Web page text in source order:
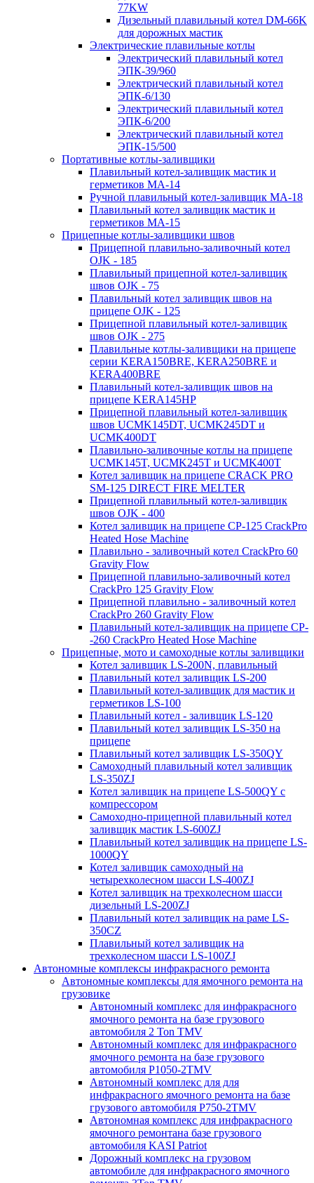
77KW
Дизельный плавильный котел DM-66K
для дорожных мастик
Электрические плавильные котлы
Электрический плавильный котел
ЭПК-39/960
Электрический плавильный котел
ЭПК-6/130
Электрический плавильный котел
ЭПК-6/200
Электрический плавильный котел
ЭПК-15/500
Портативные котлы-заливщики
Плавильный котел-заливщик мастик и
герметиков МА-14
Ручной плавильный котел-заливщик МА-18
Плавильный котел заливщик мастик и
герметиков МА-15
Прицепные котлы-заливщики швов
Прицепной плавильно-заливочный котел
OJK - 185
Плавильный прицепной котел-заливщик
швов OJK - 75
Плавильный котел заливщик швов на
прицепе OJK - 125
Прицепной плавильный котел-заливщик
швов OJK - 275
Плавильные котлы-заливщики на прицепе
серии KERA150BRE, KERA250BRE и
KERA400BRE
Плавильный котел-заливщик швов на
прицепе KERA145HP
Прицепной плавильный котел-заливщик
швов UCMK145DT, UCMK245DT и
UCMK400DT
Плавильно-заливочные котлы на прицепе
UCMK145T, UCMK245T и UCMK400T
Котел заливщик на прицепе CRACK PRO
SM-125 DIRECT FIRE MELTER
Прицепной плавильный котел-заливщик
швов OJK - 400
Котел заливщик на прицепе CP-125 CrackPro
Heated Hose Machine
Плавильно - заливочный котел CrackPro 60
Gravity Flow
Прицепной плавильно-заливочный котел
CrackPro 125 Gravity Flow
Прицепной плавильно - заливочный котел
CrackPro 260 Gravity Flow
Плавильный котел-заливщик на прицепе CP-
-260 CrackPro Heated Hose Machine
Прицепные, мото и самоходные котлы заливщики
Котел заливщик LS-200N, плавильный
Плавильный котел заливщик LS-200
Плавильный котел-заливщик для мастик и
герметиков LS-100
Плавильный котел - заливщик LS-120
Плавильный котел заливщик LS-350 на
прицепе
Плавильный котел заливщик LS-350QY
Самоходный плавильный котел заливщик
LS-350ZJ
Котел заливщик на прицепе LS-500QY с
компрессором
Самоходно-прицепной плавильный котел
заливщик мастик LS-600ZJ
Плавильный котел заливщик на прицепе LS-
1000QY
Котел заливщик самоходный на
четырехколесном шасси LS-400ZJ
Котел заливщик на трехколесном шасси
дизельный LS-200ZJ
Плавильный котел заливщик на раме LS-
350CZ
Плавильный котел заливщик на
трехколесном шасси LS-100ZJ
Автономные комплексы инфракрасного ремонта
Автономные комплексы для ямочного ремонта на
грузовике
Автономный комплекс для инфракрасного
ямочного ремонта на базе грузового
автомобиля 2 Ton TMV
Автономный комплекс для инфракрасного
ямочного ремонта на базе грузового
автомобиля P1050-2TMV
Автономный комплекс для для
инфракрасного ямочного ремонта на базе
грузового автомобиля P750-2TMV
Автономная комплекс для инфракрасного
ямочного ремонтана базе грузового
автомобиля KASI Patriot
Дорожный комплекс на грузовом
автомобиле для инфракрасного ямочного